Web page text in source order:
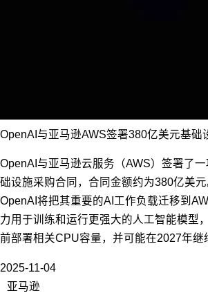
OpenAI与亚马逊AWS签署380亿美元基础
OpenAI与亚马逊云服务（AWS）签署了
础设施采购合同，合同金额约为380亿美元
OpenAI将把其重要的AI工作负载迁移到
力用于训练和运行更强大的人工智能模型
前部署相关CPU容量，并可能在2027年继
2025-11-04
亚马逊